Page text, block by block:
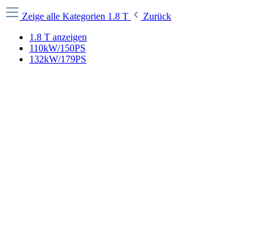
Zeige alle Kategorien 1.8 T
Zurück
1.8 T anzeigen
110kW/150PS
132kW/179PS